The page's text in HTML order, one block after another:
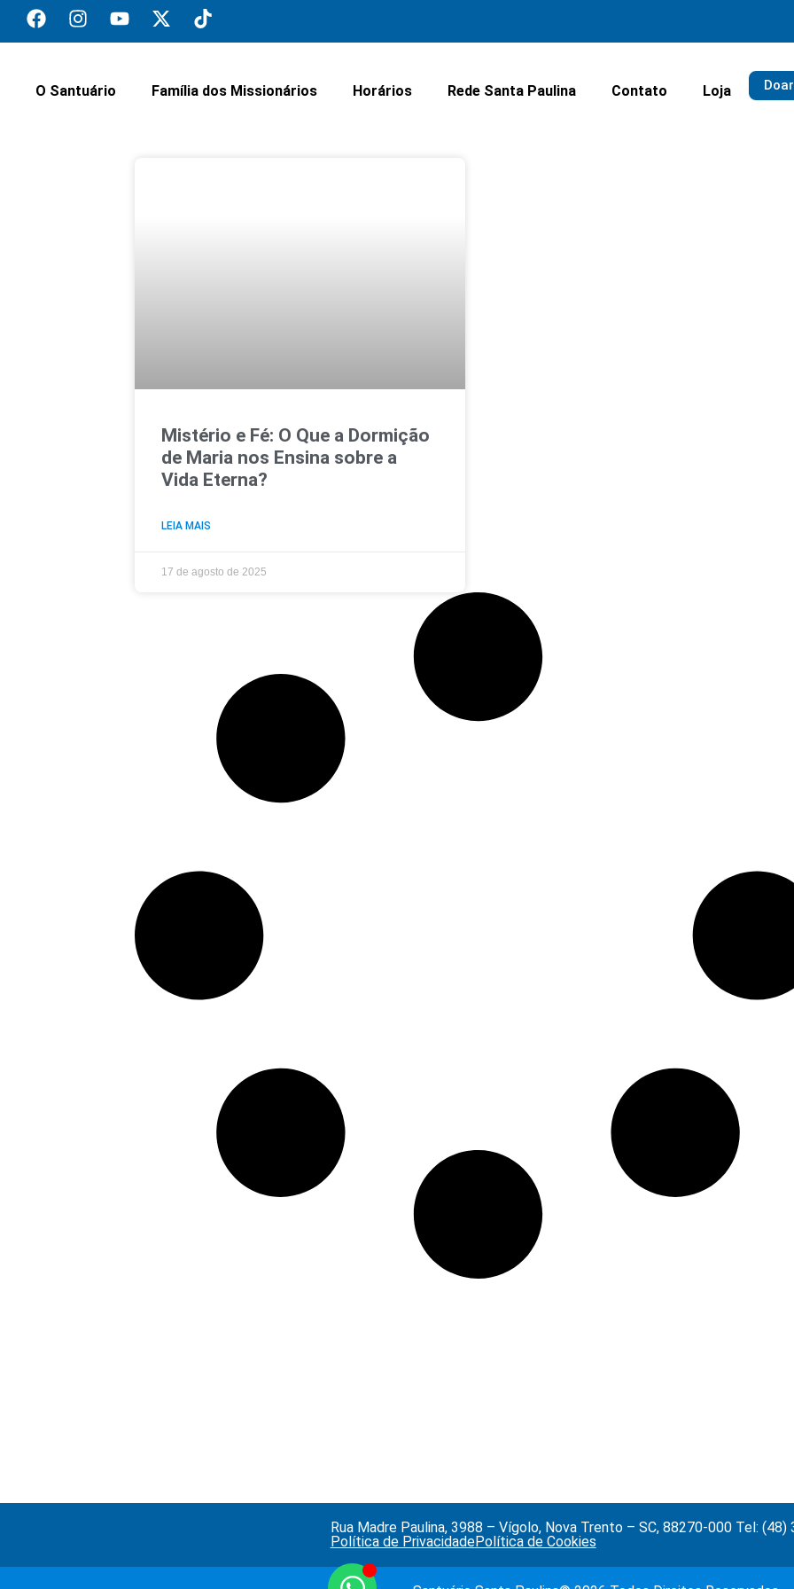
O Santuário Família dos Missionários Horários Rede Santa Paulina Contato Loja Doar
Mistério e Fé: O Que a Dormição
de Maria nos Ensina sobre a
Vida Eterna?
LEIA MAIS
17 de agosto de 2025
Rua Madre Paulina, 3988 – Vígolo, Nova Trento – SC, 88270-000 Tel: (48)
Política de PrivacidadePolítica de Cookies